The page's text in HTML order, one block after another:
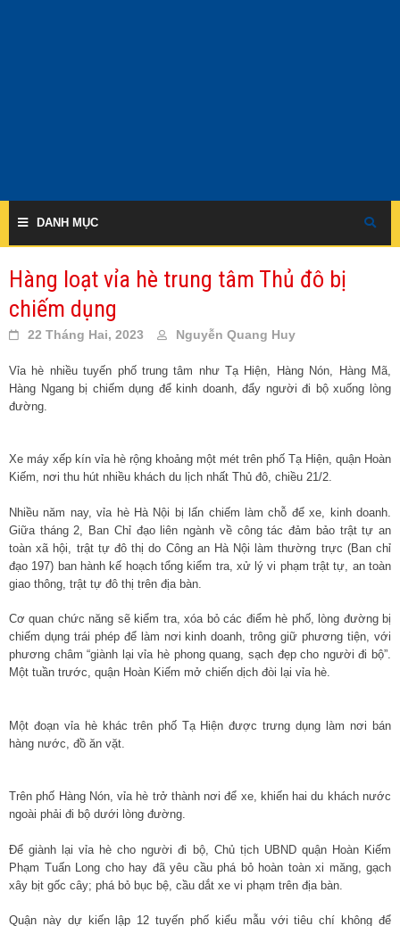
DANH MỤC
Hàng loạt vỉa hè trung tâm Thủ đô bị
chiếm dụng
22 Tháng Hai, 2023 Nguyễn Quang Huy
Vỉa hè nhiều tuyến phố trung tâm như Tạ Hiện, Hàng Nón, Hàng Mã,
Hàng Ngang bị chiếm dụng để kinh doanh, đẩy người đi bộ xuống lòng
đường.
Xe máy xếp kín vỉa hè rộng khoảng một mét trên phố Tạ Hiện, quận Hoàn
Kiếm, nơi thu hút nhiều khách du lịch nhất Thủ đô, chiều 21/2.
Nhiều năm nay, vỉa hè Hà Nội bị lấn chiếm làm chỗ để xe, kinh doanh.
Giữa tháng 2, Ban Chỉ đạo liên ngành về công tác đảm bảo trật tự an
toàn xã hội, trật tự đô thị do Công an Hà Nội làm thường trực (Ban chỉ
đạo 197) ban hành kế hoạch tổng kiểm tra, xử lý vi phạm trật tự, an toàn
giao thông, trật tự đô thị trên địa bàn.
Cơ quan chức năng sẽ kiểm tra, xóa bỏ các điểm hè phố, lòng đường bị
chiếm dụng trái phép để làm nơi kinh doanh, trông giữ phương tiện, với
phương châm “giành lại vỉa hè phong quang, sạch đẹp cho người đi bộ”.
Một tuần trước, quận Hoàn Kiếm mở chiến dịch đòi lại vỉa hè.
Một đoạn vỉa hè khác trên phố Tạ Hiện được trưng dụng làm nơi bán
hàng nước, đồ ăn vặt.
Trên phố Hàng Nón, vỉa hè trở thành nơi để xe, khiến hai du khách nước
ngoài phải đi bộ dưới lòng đường.
Để giành lại vỉa hè cho người đi bộ, Chủ tịch UBND quận Hoàn Kiếm
Phạm Tuấn Long cho hay đã yêu cầu phá bỏ hoàn toàn xi măng, gạch
xây bịt gốc cây; phá bỏ bục bệ, cầu dắt xe vi phạm trên địa bàn.
Quận này dự kiến lập 12 tuyến phố kiểu mẫu với tiêu chí không để